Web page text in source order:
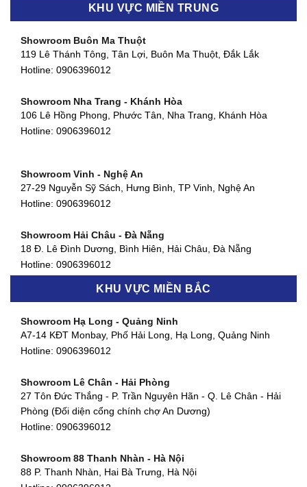
Showroom Biên Hòa - Đồng Nai
Showroom Thuận An - Bình Dương
Showroom Quận 11 - TP. HCM
Showroom Quận 4 - TP. HCM
127 Khánh Hội, Phường 3, Quận 4,TP. HCM
Showroom Quận 7 - TP. HCM
877 Huỳnh Tấn Phát, Phú Thuận, Quận 7, TP HCM
Hotline:0906396012
580 Phan Văn Trị, Phường 7, Quận 5, TP HCM
Hotline:0906396012
90 Đ. Cộng Hòa, Phường 4, Tân Bình, TP HCM
Hotline:0906396012
KHU VỰC MIỀN TRUNG
Showroom Buôn Ma Thuột
119 Lê Thánh Tông, Tân Lợi, Buôn Ma Thuột, Đắk Lắk
Hotline: 0906396012
Showroom Nha Trang - Khánh Hòa
106 Lê Hồng Phong, Phước Tân, Nha Trang, Khánh Hòa
Hotline: 0906396012
Showroom Vinh - Nghệ An
27-29 Nguyễn Sỹ Sách, Hưng Bình, TP Vinh, Nghệ An
Hotline: 0906396012
Showroom Hải Châu - Đà Nẵng
18 Đ. Lê Đình Dương, Bình Hiên, Hải Châu, Đà Nẵng
Hotline: 0906396012
Showroom Thanh Khê - Đà Nẵng
Hotline:0906396012
Showroom Cẩm Lệ - Đà Nẵng
Hotline:0906396012
Showroom Huế
54 Hùng Vương, Phú Hội, Thành phố Huế, Thừa Thiên Huế
Showroom Hà Tĩnh
KHU VỰC MIỀN BẮC
Showroom Hạ Long - Quảng Ninh
A7-14 KĐT Monbay, Phố Hải Long, Hạ Long, Quảng Ninh
Hotline: 0906396012
Showroom Lê Chân - Hải Phòng
27 Tôn Đức Thắng - P. Trần Nguyên Hãn - Q. Lê Chân - Hải
Phòng (Đối diện cổng chính chợ An Dương)
Hotline: 0906396012
Showroom 88 Thanh Nhàn - Hà Nội
88 P. Thanh Nhàn, Hai Bà Trưng, Hà Nội